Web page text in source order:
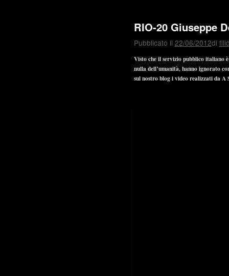
RIO-20 Giuseppe
Pubblicato il 22/06/2012di
Visto che il servizio pubblico italiano
nulla dell’umanità, hanno ignorato
sul nostro blog i video realizzati da A